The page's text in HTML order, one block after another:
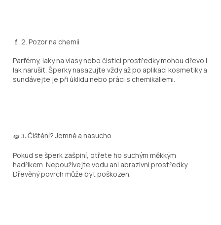
💄 2. Pozor na chemii
Parfémy, laky na vlasy nebo čisticí prostředky mohou dřevo i
lak narušit. Šperky nasazujte vždy až po aplikaci kosmetiky a
sundávejte je při úklidu nebo práci s chemikáliemi.
🧽 3. Čištění? Jemně a nasucho
Pokud se šperk zašpiní, otřete ho suchým měkkým
hadříkem. Nepoužívejte vodu ani abrazivní prostředky.
Dřevěný povrch může být poškozen.